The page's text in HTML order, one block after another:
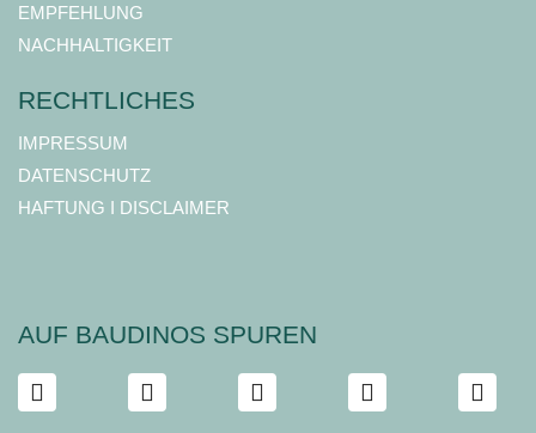
EMPFEHLUNG
NACHHALTIGKEIT
RECHTLICHES
IMPRESSUM
DATENSCHUTZ
HAFTUNG I DISCLAIMER
AUF BAUDINOS SPUREN